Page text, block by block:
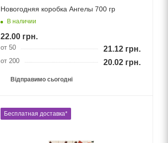
Новогодняя коробка Ангелы 700 гр
В наличии
22.00грн.
от 50 21.12грн.
от 200 20.02грн.
Відправимо сьогодні
Бесплатная доставка*